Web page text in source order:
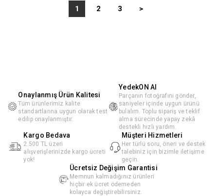
1 2 3 >
Onaylanmış Ürün Kalitesi
Tüm ürünlerimiz kalite
standartlarına uygun olarak test
edilip onaylanmıştır.
YedekON AI
Parçanın fotoğrafını gönder,
saniyeler içinde uygun ürünü
bulalım. Toplu sipariş ve teklif
alma sürecinde yapay zekâ
destekli hızlı yardım.
Kargo Bedava
2.500 TL üzeri
alışverişlerinizde kargo ücreti
yok!
Müşteri Hizmetleri
Her türlü soru, öneri ve destek
talebiniz için bizimle iletişime
geçin.
Ücretsiz Değişim Garantisi
Memnun kalmadığınız ürünleri
hiçbir ek ücret ödemeden
kolayca değiştirebilirsiniz.